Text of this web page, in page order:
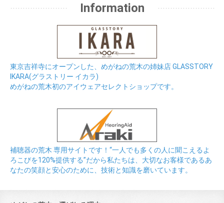
Information
東京吉祥寺にオープンした、めがねの荒木の姉妹店 GLASSTORY
IKARA(グラストリー イカラ)
めがねの荒木初のアイウェアセレクトショップです。
補聴器の荒木 専用サイトです！“一人でも多くの人に聞こえるよ
ろこびを120%提供する”だから私たちは、大切なお客様であるあ
なたの笑顔と安心のために、技術と知識を磨いています。